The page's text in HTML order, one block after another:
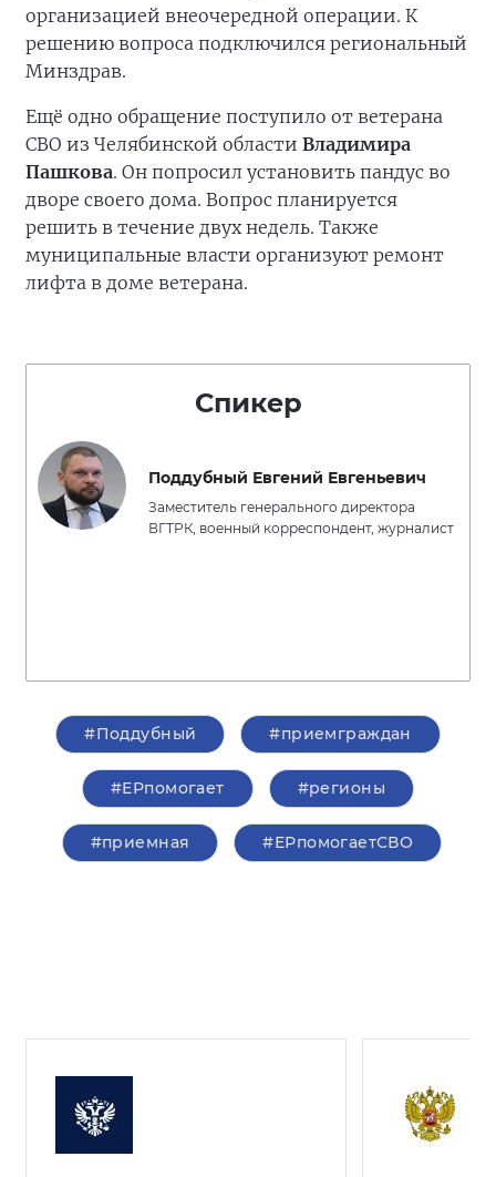
организацией внеочередной операции. К
решению вопроса подключился региональный
Минздрав.
Ещё одно обращение поступило от ветерана
СВО из Челябинской области Владимира
Пашкова. Он попросил установить пандус во
дворе своего дома. Вопрос планируется
решить в течение двух недель. Также
муниципальные власти организуют ремонт
лифта в доме ветерана.
Спикер
Поддубный Евгений Евгеньевич
Заместитель генерального директора
ВГТРК, военный корреспондент, журналист
#Поддубный #приемграждан
#ЕРпомогает #регионы
#приемная #ЕРпомогаетСВО